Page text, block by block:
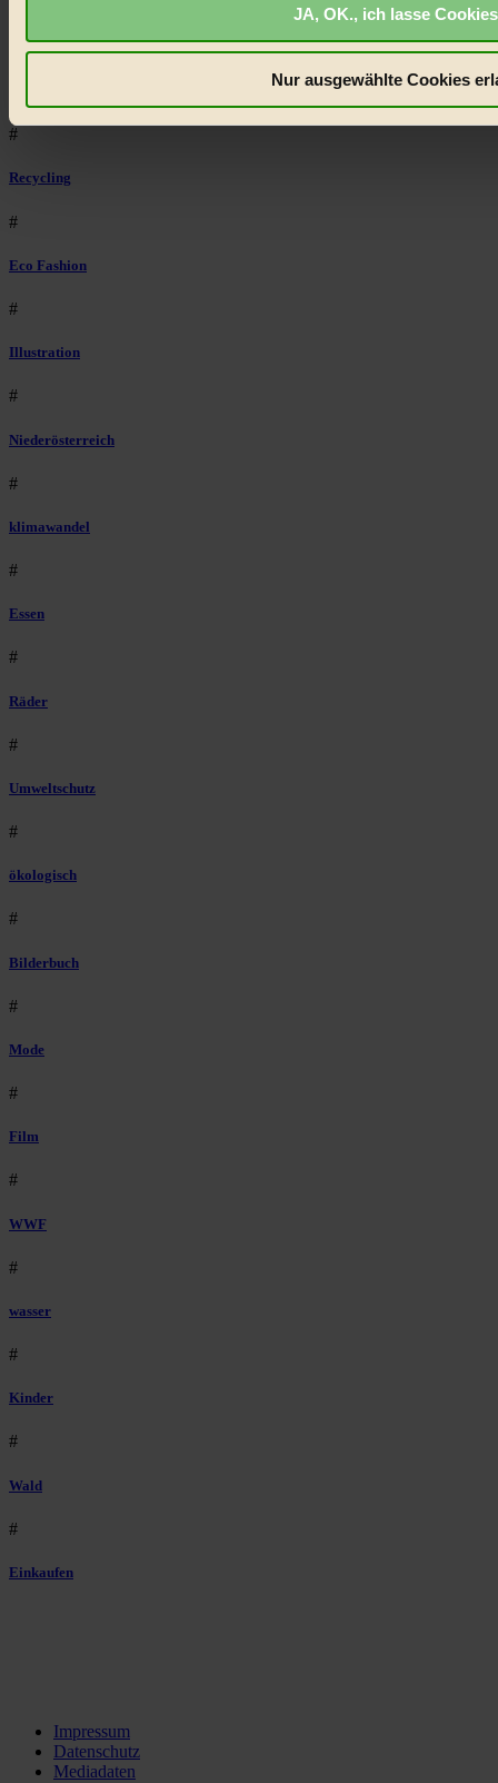
JA, OK., ich lasse
Nur ausgewählte Cookies
#
Recycling
#
Eco Fashion
#
Illustration
#
Niederösterreich
#
klimawandel
#
Essen
#
Räder
#
Umweltschutz
#
ökologisch
#
Bilderbuch
#
Mode
#
Film
#
WWF
#
wasser
#
Kinder
#
Wald
#
Einkaufen
Impressum
Datenschutz
Mediadaten